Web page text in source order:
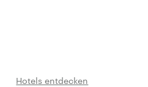
Hotels entdecken